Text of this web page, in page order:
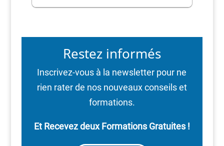
Restez informés
Inscrivez-vous à la newsletter pour ne
rien rater de nos nouveaux conseils et
formations.
Et Recevez deux Formations Gratuites !